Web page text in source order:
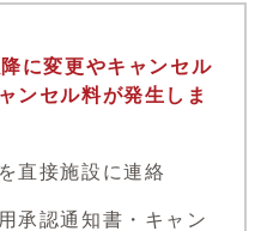
に変更やキャンセル
ンセル料が発生しま
直接施設に連絡
承認通知書・キャン